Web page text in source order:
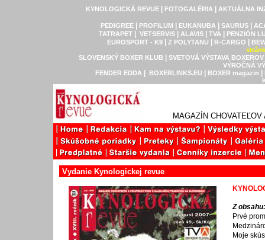
KYNOLOGICKÁ REVUE| FOTOGALÉRIA|
AKTUÁLNA
PEDIGREE| PROFILUM| EUKANUBA| SAURUS|
TATRAPET
VETSERVIS ALAVIS TVA
PENZIÓN
EUROSPORT - K9
Z POLYTANU R-CARGO
SLOVENSKÝ BOXER KLUB
SVETOVÁ VÝSTAVA BOXEROV
VÝROČNÁ
FENDER EDDA
BOXERLINKS.EU BOXER magazin
MAGAZÍN
Vydanie Kynologickej revue
Z obsahu:
Prvé
Moje